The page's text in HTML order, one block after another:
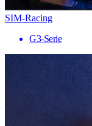
SIM-Racing
G3-Serie